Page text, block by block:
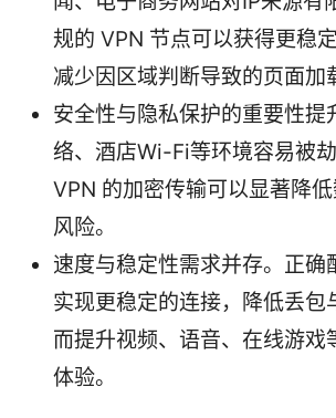
规的 VPN 节点可以获得更稳
减少因区域判断导致的页面加
安全性与隐私保护的重要性提
络、酒店Wi-Fi等环境容易被劫
VPN 的加密传输可以显著降
风险。
速度与稳定性需求并存。正确
实现更稳定的连接，降低丢包
而提升视频、语音、在线游戏
体验。